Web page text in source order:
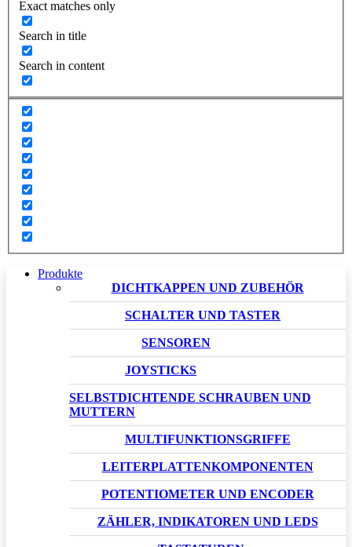
Exact matches only
Search in title
Search in content
Produkte
DICHTKAPPEN UND ZUBEHÖR
SCHALTER UND TASTER
SENSOREN
JOYSTICKS
SELBSTDICHTENDE SCHRAUBEN UND
MUTTERN
MULTIFUNKTIONSGRIFFE
LEITERPLATTENKOMPONENTEN
POTENTIOMETER UND ENCODER
ZÄHLER, INDIKATOREN UND LEDS